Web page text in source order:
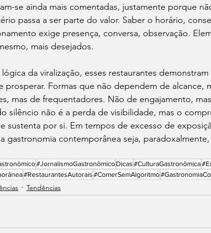
se ainda mais comentadas, justamente porque
passa a ser parte do valor. Saber o horário,
exige presença, conversa, observação.
mais desejados.
da viralização, esses restaurantes
prosperar. Formas que não dependem de alcance,
mas de frequentadores. Não de engajamento,
silêncio não é a perda de visibilidade, mas o
sustenta por si. Em tempos de excesso de
gastronomia contemporânea seja,
#JornalismoGastronômicoDicas#CulturaGastronômica
#RestaurantesAutorais#ComerSemAlgoritmo
Tendências